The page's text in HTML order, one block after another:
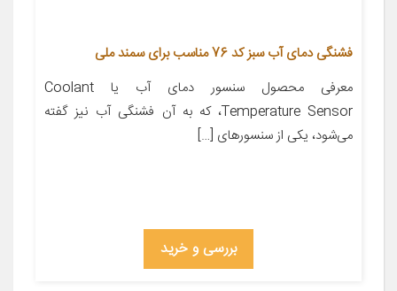
فشنگی دمای آب سبز کد 76 مناسب برای سمند ملی
معرفی محصول سنسور دمای آب یا Coolant
Temperature Sensor، که به آن فشنگی آب نیز گفته
می‌شود، یکی از سنسورهای […]
بررسی و خرید